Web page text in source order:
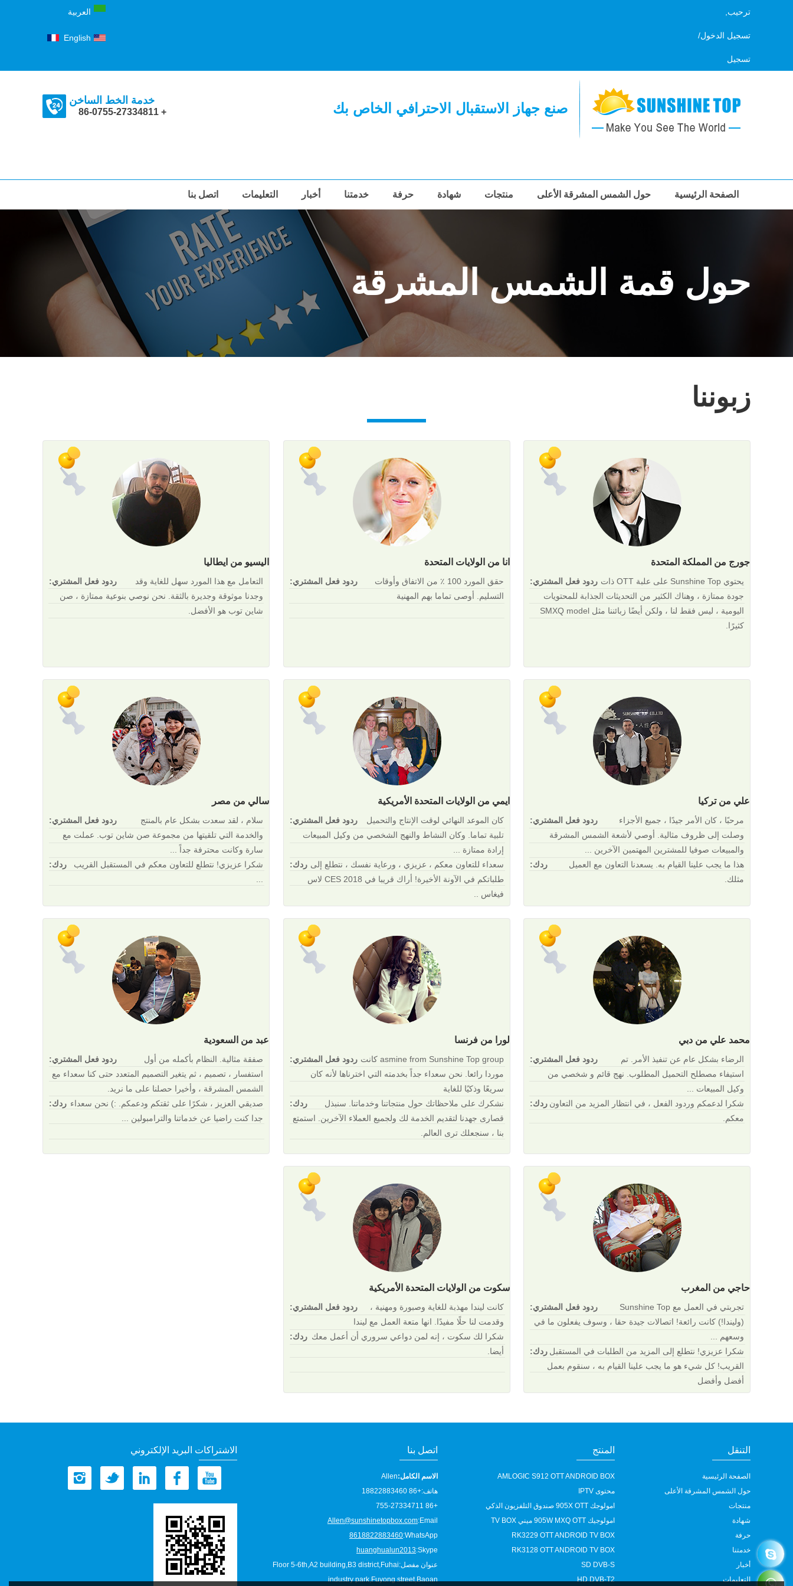
ترحيب,
تسجيل الدخول/
تسجيل
العربية
English
صنع جهاز الاستقبال الاحترافي الخاص بك خدمة الخط الساخن
+ 86-0755-27334811
الصفحة الرئيسية حول الشمس المشرقة الأعلى منتجات شهادة حرفة خدمتنا أخبار التعليمات اتصل بنا
حول قمة الشمس المشرقة
زبوننا
جورج من المملكة المتحدة
ردود فعل المشتري: يحتوي Sunshine Top على علبة OTT ذات
جودة ممتازة ، وهناك الكثير من التحديثات الجذابة للمحتويات
اليومية ، ليس فقط لنا ، ولكن أيضًا زبائننا مثل SMXQ model
كثيرًا.
علي من تركيا
ردود فعل المشتري:
مرحبًا ، كان الأمر جيدًا ، جميع الأجزاء
وصلت إلى ظروف مثالية. أوصي لأشعة الشمس المشرقة
والمبيعات صوفيا للمشترين المهتمين الآخرين ...
ردك:
هذا ما يجب علينا القيام به. يسعدنا التعاون مع العميل
مثلك.
محمد علي من دبي
ردود فعل المشتري:
الرضاء بشكل عام عن تنفيذ الأمر. تم
استيفاء مصطلح التحميل المطلوب. نهج قائم و شخصي من
وكيل المبيعات ...
ردك: شكرا لدعمكم وردود الفعل ، في انتظار المزيد من التعاون
معكم.
حاجي من المغرب
ردود فعل المشتري:
تجربتي في العمل مع Sunshine Top
(وليندا!) كانت رائعة! اتصالات جيدة حقا ، وسوف يفعلون ما في
وسعهم ...
ردك: شكرا عزيزي! نتطلع إلى المزيد من الطلبات في المستقبل
القريب! كل شيء هو ما يجب علينا القيام به ، سنقوم بعمل
أفضل وأفضل
انا من الولايات المتحدة
ردود فعل المشتري:
حقق المورد 100 ٪ من الاتفاق وأوقات
التسليم. أوصى تماما بهم المهنية
ايمي من الولايات المتحدة الأمريكية
ردود فعل المشتري:
كان الموعد النهائي لوقت الإنتاج والتحميل
تلبية تماما. وكان النشاط والنهج الشخصي من وكيل المبيعات
إرادة ممتازة ...
ردك: سعداء للتعاون معكم ، عزيزي ، ورعاية نفسك ، نتطلع إلى
طلباتكم في الآونة الأخيرة! أراك قريبا في 2018 CES لاس
فيغاس ..
لورا من فرنسا
ردود فعل المشتري: asmine from Sunshine Top group كانت
موردا رائعا. نحن سعداء جداً بخدمته التي اخترناها لأنه كان
سريعًا وذكيًا للغاية
ردك:
نشكرك على ملاحظاتك حول منتجاتنا وخدماتنا. سنبذل
قصارى جهدنا لتقديم الخدمة لك ولجميع العملاء الآخرين. استمتع
بنا ، سنجعلك ترى العالم.
سكوت من الولايات المتحدة الأمريكية
ردود فعل المشتري:
كانت ليندا مهذبة للغاية وصبورة ومهنية ،
وقدمت لنا حلًا مفيدًا. انها متعة العمل مع ليندا
ردك: شكرا لك سكوت ، إنه لمن دواعي سروري أن أعمل معك
أيضا.
اليسيو من ايطاليا
ردود فعل المشتري:
التعامل مع هذا المورد سهل للغاية وقد
وجدنا موثوقة وجديرة بالثقة. نحن نوصي بنوعية ممتازة ، صن
شاين توب هو الأفضل.
سالي من مصر
ردود فعل المشتري:
سلام ، لقد سعدت بشكل عام بالمنتج
والخدمة التي تلقيتها من مجموعة صن شاين توب. عملت مع
سارة وكانت محترفة جداً ...
ردك:
شكرا عزيزي! نتطلع للتعاون معكم في المستقبل القريب
عبد من السعودية
ردود فعل المشتري:
صفقة مثالية. النظام بأكمله من أول
استفسار ، تصميم ، ثم يتغير التصميم المتعدد حتى كنا سعداء مع
الشمس المشرقة ، وأخيرا حصلنا على ما نريد.
ردك: صديقي العزيز ، شكرًا على ثقتكم ودعمكم. :) نحن سعداء
جدا كنت راضيا عن خدماتنا والترامبولين ...
التنقل
الصفحة الرئيسية
حول الشمس المشرقة الأعلى
منتجات
شهادة
حرفة
خدمتنا
أخبار
التعليمات
المنتج
AMLOGIC S912 OTT ANDROID BOX
محتوى IPTV
امولوجك 905X OTT صندوق التلفزيون الذكي
امولوجيك 905W MXQ OTT ميني TV BOX
RK3229 OTT ANDROID TV BOX
RK3128 OTT ANDROID TV BOX
SD DVB-S
HD DVB-T2
اتصل بنا
الاسم الكامل:Allen
هاتف:+86 18822883460
+86 755-27334711
Email:
Allen@sunshinetopbox.com
WhatsApp:
8618822883460
Skype:
huanghualun2013
عنوان مفصل:Floor 5-6th,A2 building,B3 district,Fuhai
industry park,Fuyong street,Baoan
الاشتراكات البريد الإلكتروني